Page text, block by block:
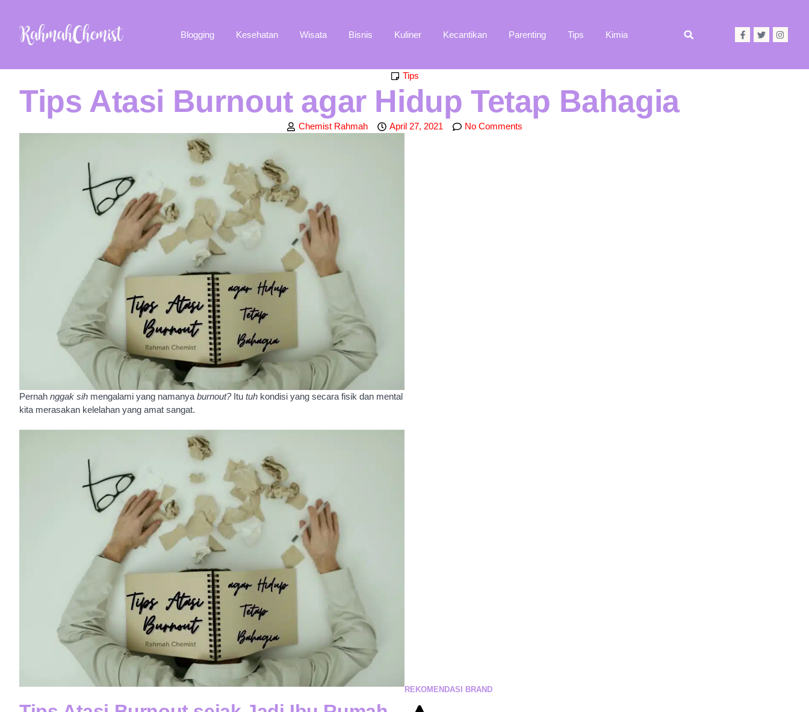
Blogging Kesehatan Wisata Bisnis Kuliner Kecantikan Parenting Tips Kimia
Tips
Tips Atasi Burnout agar Hidup Tetap Bahagia
Chemist Rahmah April 27, 2021 No Comments
Pernah nggak sih mengalami yang namanya burnout? Itu tuh kondisi yang secara fisik dan mental
kita merasakan kelelahan yang amat sangat.
REKOMENDASI BRAND